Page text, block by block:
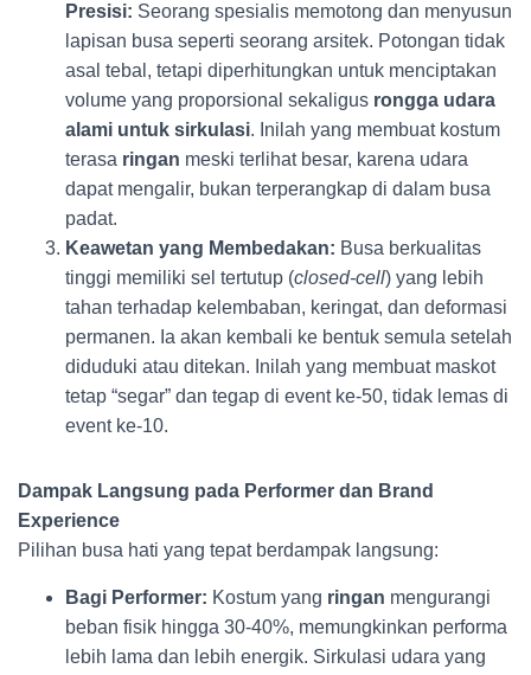
Presisi: Seorang spesialis memotong dan menyusun
lapisan busa seperti seorang arsitek. Potongan tidak
asal tebal, tetapi diperhitungkan untuk menciptakan
volume yang proporsional sekaligus rongga udara
alami untuk sirkulasi. Inilah yang membuat kostum
terasa ringan meski terlihat besar, karena udara
dapat mengalir, bukan terperangkap di dalam busa
padat.
Keawetan yang Membedakan: Busa berkualitas
tinggi memiliki sel tertutup (closed-cell) yang lebih
tahan terhadap kelembaban, keringat, dan deformasi
permanen. Ia akan kembali ke bentuk semula setelah
diduduki atau ditekan. Inilah yang membuat maskot
tetap “segar” dan tegap di event ke-50, tidak lemas di
event ke-10.
Dampak Langsung pada Performer dan Brand
Experience
Pilihan busa hati yang tepat berdampak langsung:
Bagi Performer: Kostum yang ringan mengurangi
beban fisik hingga 30-40%, memungkinkan performa
lebih lama dan lebih energik. Sirkulasi udara yang